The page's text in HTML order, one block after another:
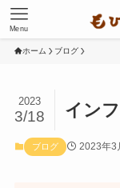
Menu
ホーム ブログ
イン
2023
3/18
ブログ 2023年3